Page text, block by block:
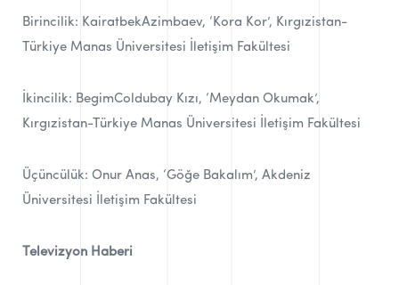
Birincilik: KairatbekAzimbaev, ‘Kora Kor’, Kırgızistan-
Türkiye Manas Üniversitesi İletişim Fakültesi
İkincilik: BegimColdubay Kızı, ‘Meydan Okumak’,
Kırgızistan-Türkiye Manas Üniversitesi İletişim Fakültesi
Üçüncülük: Onur Anas, ‘Göğe Bakalım’, Akdeniz
Üniversitesi İletişim Fakültesi
Televizyon Haberi